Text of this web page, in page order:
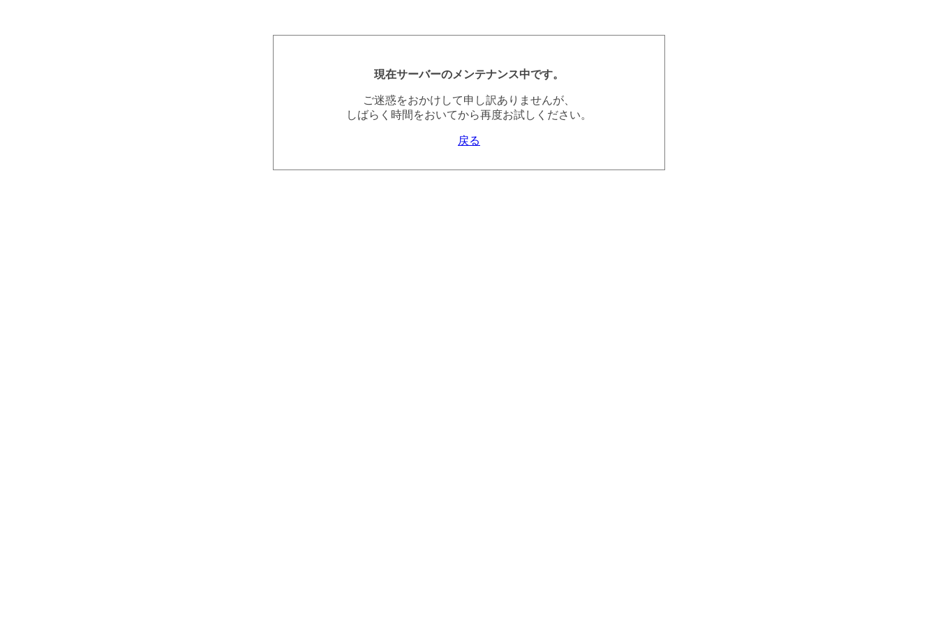
現在サーバーのメンテナンス中です。
ご迷惑をおかけして申し訳ありませんが、
しばらく時間をおいてから再度お試しください。
戻る